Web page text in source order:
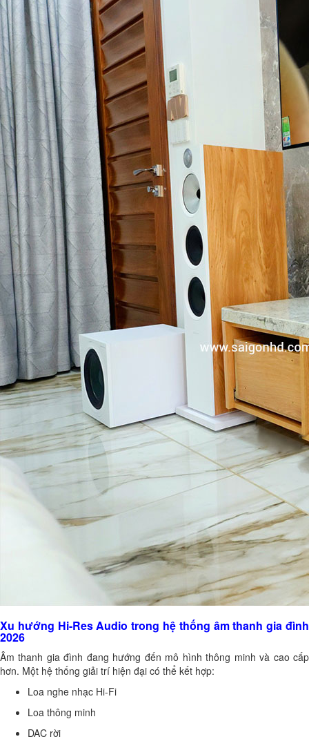
Xu hướng Hi-Res Audio trong hệ thống âm thanh gia đình
2026
Âm thanh gia đình đang hướng đến mô hình thông minh và cao cấp
hơn. Một hệ thống giải trí hiện đại có thể kết hợp:
Loa nghe nhạc Hi-Fi
Loa thông minh
DAC rời